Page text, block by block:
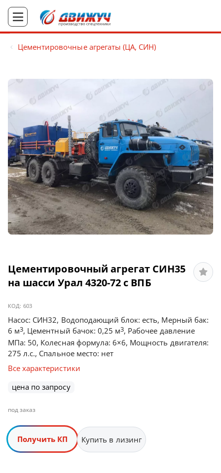
Цементировочные агрегаты (ЦА, СИН)
Цементировочный агрегат СИН35
на шасси Урал 4320-72 с ВПБ
КОД: 603
Насос: СИН32, Водоподающий блок: есть, Мерный бак:
6 м3, Цементный бачок: 0,25 м3, Рабочее давление
МПа: 50, Колесная формула: 6×6, Мощность двигателя:
275 л.с., Спальное место: нет
Все характеристики
цена по запросу
под заказ
Получить КП Купить в лизинг